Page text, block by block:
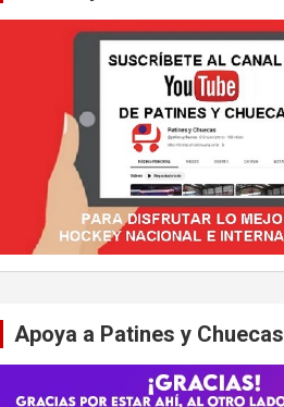
Apoya a Patines y Chuecas